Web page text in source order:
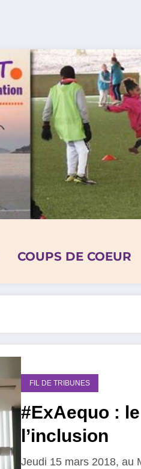
COUPS DE COEUR
FIL DE TRIBUNES
#ExAequo :
l’inclusion
Jeudi 15 mars 2018, au